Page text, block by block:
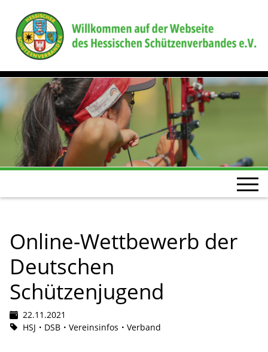
Online-Wettbewerb der
Deutschen
Schützenjugend
22.11.2021
HSJ
DSB Vereinsinfos Verband